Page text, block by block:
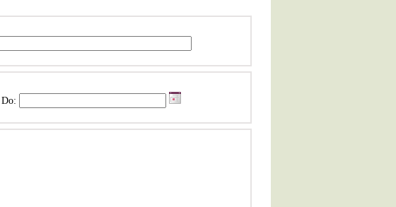
Do: